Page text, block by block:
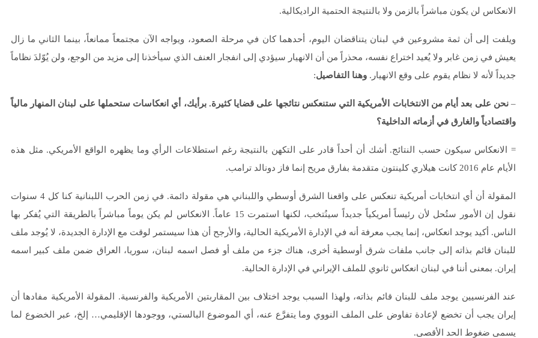
الانعكاس لن يكون مباشراً بالزمن ولا بالنتيجة الحتمية الراديكالية.
ويلفت إلى أن ثمة مشروعين في لبنان يتناقضان اليوم، أحدهما كان في مرحلة الصعود، ويواجه الآن مجتمعاً ممانعاً، بينما الثاني ما زال
يعيش في زمن غابر ولا يُعيد اختراع نفسه، محذراً من أن الانهيار سيؤدي إلى انفجار العنف الذي سيأخذنا إلى مزيد من الوجع، ولن يُوّلدَ نظاماً
جديداً لأنه لا نظام يقوم على وقع الانهيار. وهنا التفاصيل:
–نحن على بعد أيام من الانتخابات الأمريكية التي ستنعكس نتائجها على قضايا كثيرة. برأيك، أي انعكاسات ستحملها على لبنان المنهار مالياً
واقتصادياً والغارق في أزماته الداخلية؟
= الانعكاس سيكون حسب النتائج. أشك أن أحداً قادر على التكهن بالنتيجة رغم استطلاعات الرأي وما يظهره الواقع الأمريكي. مثل هذه
الأيام عام 2016 كانت هيلاري كلينتون متقدمة بفارق مريح إنما فاز دونالد ترامب.
المقولة أن أي انتخابات أمريكية تنعكس على واقعنا الشرق أوسطي واللبناني هي مقولة دائمة. في زمن الحرب اللبنانية كنا كل 4 سنوات
نقول إن الأمور ستُحل لأن رئيساً أمريكياً جديداً سينُتخب، لكنها استمرت 15 عاماً. الانعكاس لم يكن يوماً مباشراً بالطريقة التي يُفكر بها
الناس. أكيد يوجد انعكاس، إنما يجب معرفة أنه في الإدارة الأمريكية الحالية، والأرجح أن هذا سيستمر لوقت مع الإدارة الجديدة، لا يُوجد ملف
للبنان قائم بذاته إلى جانب ملفات شرق أوسطية أخرى، هناك جزء من ملف أو فصل اسمه لبنان، سوريا، العراق ضمن ملف كبير اسمه
إيران. بمعنى أننا في لبنان انعكاس ثانوي للملف الإيراني في الإدارة الحالية.
عند الفرنسيين يوجد ملف للبنان قائم بذاته، ولهذا السبب يوجد اختلاف بين المقاربتين الأمريكية والفرنسية. المقولة الأمريكية مفادها أن
إيران يجب أن تخضع لإعادة تفاوض على الملف النووي وما يتفرَّع عنه، أي الموضوع البالستي، ووجودها الإقليمي… إلخ، عبر الخضوع لما
يسمى ضغوط الحد الأقصى.